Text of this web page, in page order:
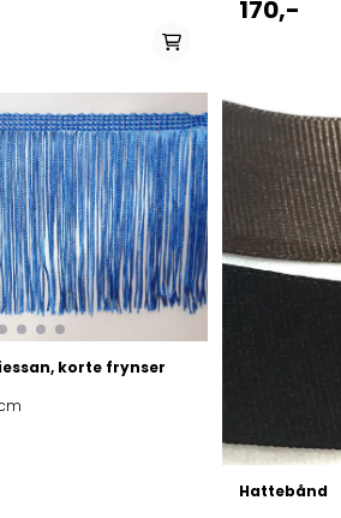
170,-
korte frynser
Hattebånd
lager